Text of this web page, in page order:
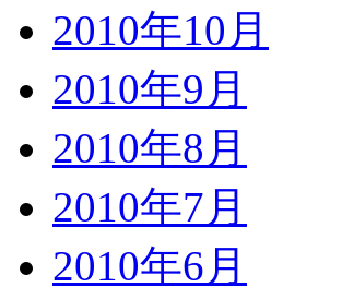
2010年10月
2010年9月
2010年8月
2010年7月
2010年6月